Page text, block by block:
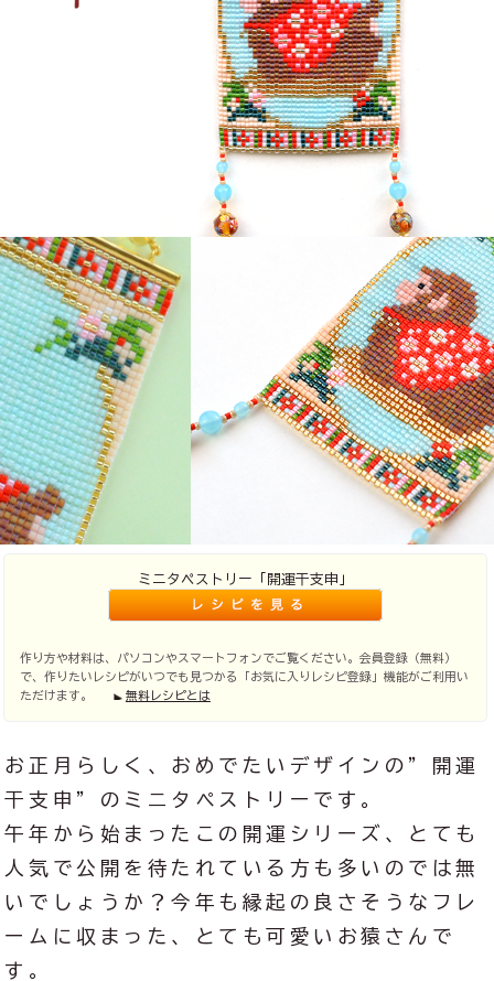
ミニタペストリー「開運干支申」
作り方や材料は、パソコンやスマートフォンでご覧ください。会員登録（無料）
で、作りたいレシピがいつでも見つかる「お気に入りレシピ登録」機能がご利用い
ただけます。
無料レシピとは
お正月らしく、おめでたいデザインの”開運
干支申”のミニタペストリーです。
午年から始まったこの開運シリーズ、とても
人気で公開を待たれている方も多いのでは無
いでしょうか？今年も縁起の良さそうなフレ
ームに収まった、とても可愛いお猿さんで
す。